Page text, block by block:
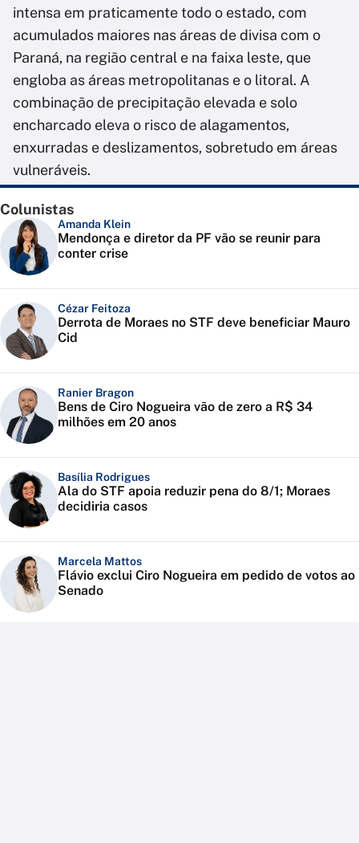
intensa em praticamente todo o estado, com
acumulados maiores nas áreas de divisa com o
Paraná, na região central e na faixa leste, que
engloba as áreas metropolitanas e o litoral. A
combinação de precipitação elevada e solo
encharcado eleva o risco de alagamentos,
enxurradas e deslizamentos, sobretudo em áreas
vulneráveis.
Colunistas
Amanda Klein
Mendonça e diretor da PF vão se reunir para
conter crise
Cézar Feitoza
Derrota de Moraes no STF deve beneficiar Mauro
Cid
Ranier Bragon
Bens de Ciro Nogueira vão de zero a R$ 34
milhões em 20 anos
Basília Rodrigues
Ala do STF apoia reduzir pena do 8/1; Moraes
decidiria casos
Marcela Mattos
Flávio exclui Ciro Nogueira em pedido de votos ao
Senado